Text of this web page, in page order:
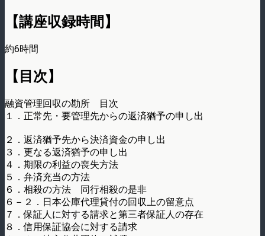
【講座収録時間】
約6時間
【目次】
融資管理回収の勘所 目次
１．正常先・要管理先からの返済猶予の申し出
２．返済猶予先から決済資金の申し出
３．更なる返済猶予の申し出
４．期限の利益の喪失方法
５．弁済充当の方法
６．相殺の方法 同行相殺の是非
６－２．日本公庫代理貸付の回収上の留意点
７．保証人に対する請求と第三者保証人の存在
８．信用保証協会に対する請求